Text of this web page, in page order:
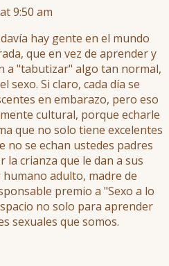
9:50 am
hay gente en el mundo
que en vez de aprender y
a "tabutizar" algo tan normal,
sexo. Si claro, cada día se
en embarazo, pero eso
cultural, porque echarle
que no solo tiene excelentes
no se echan ustedes padres
la crianza que le dan a sus
humano adulto, madre de
premio a "Sexo a lo
no solo para aprender
sexuales que somos.